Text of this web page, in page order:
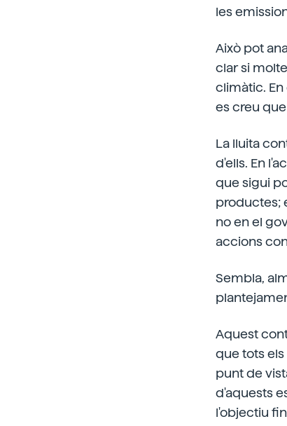
les
Això pot
clar si
climàtic.
es creu
La lluita
d'ells. En
que sigui
productes;
no en el
accions
Sembla,
Aquest
que tots
punt de
d'aquests
l'objectiu